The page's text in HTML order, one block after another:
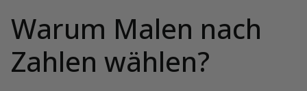
Warum Malen nach
Zahlen wählen?